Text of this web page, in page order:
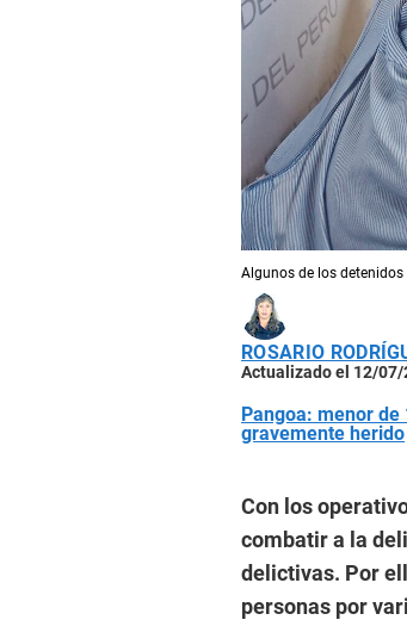
Algunos de los
ROSARIO
Actualizado el 12/07/
Pangoa: menor
gravemente herido
Con los
combatir a la
delictivas. Por
personas por